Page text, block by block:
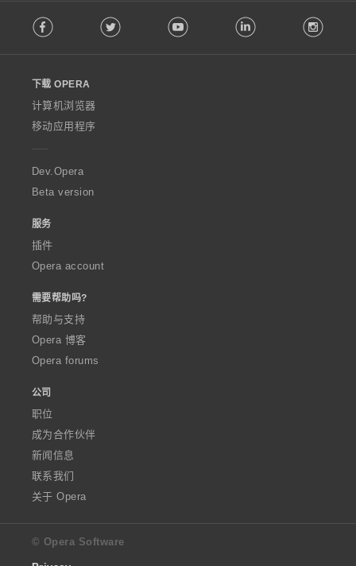
o
w
O
p
e
a
Facebook Twitter Youtube LinkedIn
下载 OPERA
计算机浏览器
移动应用程序
Dev.Opera
Beta version
服务
插件
Opera account
需要帮助吗?
帮助与支持
Opera 博客
Opera forums
公司
职位
成为合作伙伴
新闻信息
联系我们
关于 Opera
© Opera Software